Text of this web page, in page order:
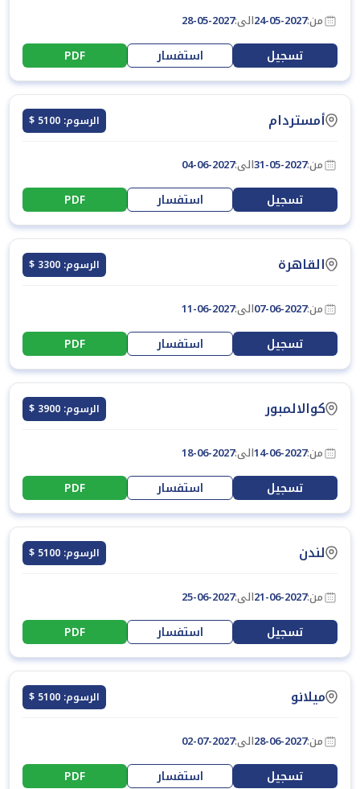
من:24-05-2027الى:28-05-2027
تسجيل استفسار PDF
أمستردام الرسوم: 5100 $
من:31-05-2027الى:04-06-2027
تسجيل استفسار PDF
القاهرة الرسوم: 3300 $
من:07-06-2027الى:11-06-2027
تسجيل استفسار PDF
كوالالمبور الرسوم: 3900 $
من:14-06-2027الى:18-06-2027
تسجيل استفسار PDF
لندن الرسوم: 5100 $
من:21-06-2027الى:25-06-2027
تسجيل استفسار PDF
ميلانو الرسوم: 5100 $
من:28-06-2027الى:02-07-2027
تسجيل استفسار PDF